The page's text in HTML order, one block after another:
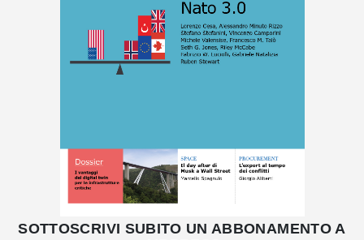
SOTTOSCRIVI SUBITO UN ABBONAMENTO A